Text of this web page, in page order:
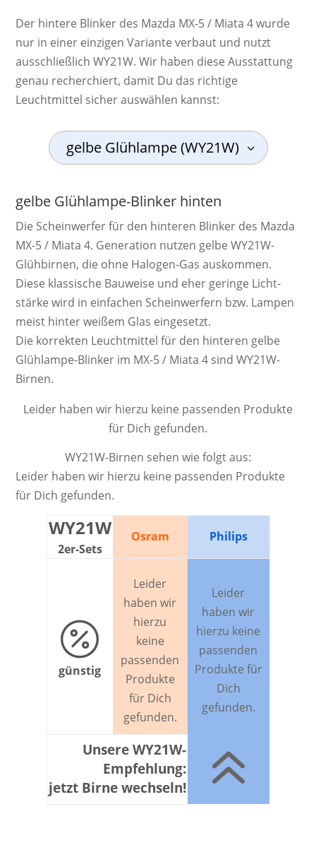
Der hintere Blinker des Mazda MX-5 / Miata 4 wurde
nur in einer einzigen Variante verbaut und nutzt
ausschließlich WY21W. Wir haben diese Ausstattung
genau recherchiert, damit Du das richtige
Leuchtmittel sicher auswählen kannst:
gelbe Glühlampe (WY21W)
gelbe Glühlampe-Blinker hinten
Die Schein­werf­er für den hinteren Blinker des Mazda
MX-5 / Miata 4. Ge­ne­ra­ti­on nutzen gelbe WY21W-
Glüh­bir­nen, die ohne Ha­lo­gen-Gas aus­kom­men.
Diese klas­si­sche Bau­weise und eher ge­ringe Licht­
stärke wird in ein­fachen Schein­werf­ern bzw. Lam­pen
meist hinter weißem Glas ein­gesetzt.
Die kor­rek­ten Leucht­mittel für den hinteren gelbe
Glühlampe-Blinker im MX-5 / Miata 4 sind WY21W-
Birnen.
Leider haben wir hierzu keine passenden Produkte
für Dich gefunden.
WY21W-Birnen sehen wie folgt aus:
Leider haben wir hierzu keine passenden Produkte
für Dich gefunden.
WY21W
2er-Sets
Osram Philips

günstig
Leider
haben wir
hierzu
keine
passenden
Produkte
für Dich
gefunden.
Leider
haben wir
hierzu keine
passenden
Produkte für
Dich
gefunden.
Unsere WY21W-
Empfehlung:
jetzt Birne wechseln!
6